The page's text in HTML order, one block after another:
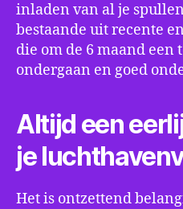
inladen van al je
bestaande uit recente
die om de 6 maand
ondergaan en goed
Altijd een
je
Het is ontzettend